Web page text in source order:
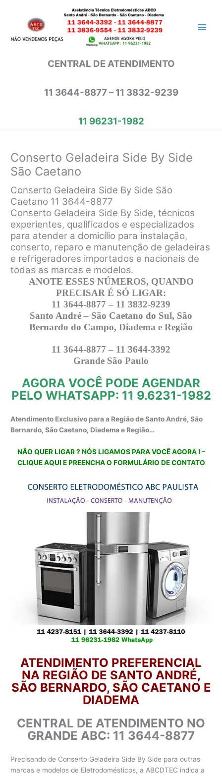
conteúdo
CENTRAL DE ATENDIMENTO
11 3644-8877 – 11 3832-9239
11 96231-1982
Conserto Geladeira Side By Side
São Caetano
Conserto Geladeira Side By Side São
Caetano 11 3644-8877
Conserto Geladeira Side By Side, técnicos
experientes, qualificados e especializados
para atender a domicílio para instalação,
conserto, reparo e manutenção de geladeiras
e refrigeradores importados e nacionais de
todas as marcas e modelos.
ANOTE ESSES NÚMEROS, QUANDO
PRECISAR É SÓ LIGAR:
11 3644-8877 – 11 3832-9239
Santo André – São Caetano do Sul, São
Bernardo do Campo, Diadema e Região
11 3644-8877 – 11 3644-3392
Grande São Paulo
AGORA VOCÊ PODE AGENDAR
PELO WHATSAPP: 11 9.6231-1982
Atendimento Exclusivo para a Região de Santo André, São
Bernardo, São Caetano, Diadema e Região…
NÃO QUER LIGAR ? NÓS LIGAMOS PARA VOCÊ AGORA ! –
CLIQUE AQUI E PREENCHA O FORMULÁRIO DE CONTATO
ATENDIMENTO PREFERENCIAL
NA REGIÃO DE SANTO ANDRÉ,
SÃO BERNARDO, SÃO CAETANO E
DIADEMA
CENTRAL DE ATENDIMENTO NO
GRANDE ABC: 11 3644-8877
Precisando de Conserto Geladeira Side By Side para outras
marcas e modelos de Eletrodomésticos, a ABCDTEC indica a